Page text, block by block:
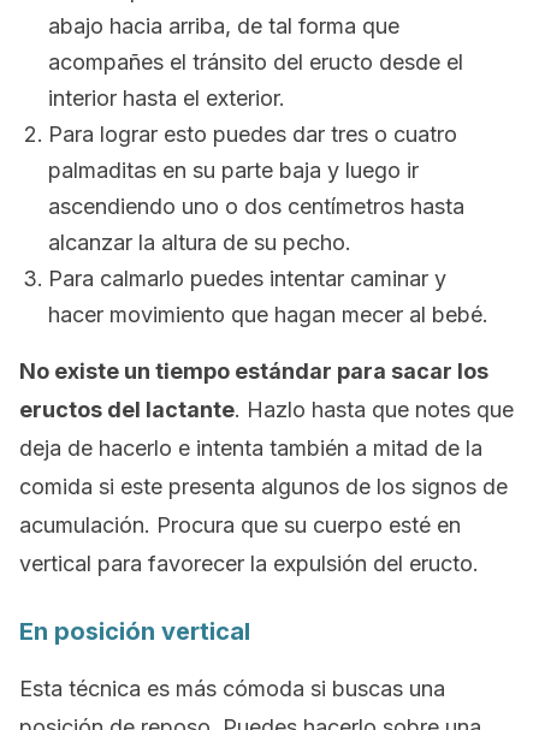
abajo hacia arriba, de tal forma que
acompañes el tránsito del eructo desde el
interior hasta el exterior.
Para lograr esto puedes dar tres o cuatro
palmaditas en su parte baja y luego ir
ascendiendo uno o dos centímetros hasta
alcanzar la altura de su pecho.
Para calmarlo puedes intentar caminar y
hacer movimiento que hagan mecer al bebé.
No existe un tiempo estándar para sacar los
eructos del lactante. Hazlo hasta que notes que
deja de hacerlo e intenta también a mitad de la
comida si este presenta algunos de los signos de
acumulación. Procura que su cuerpo esté en
vertical para favorecer la expulsión del eructo.
En posición vertical
Esta técnica es más cómoda si buscas una